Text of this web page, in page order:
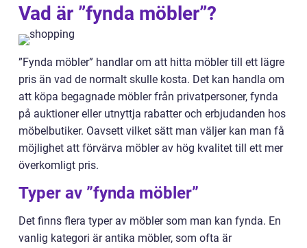
Vad är ”fynda möbler”?
”Fynda möbler” handlar om att hitta möbler till ett lägre
pris än vad de normalt skulle kosta. Det kan handla om
att köpa begagnade möbler från privatpersoner, fynda
på auktioner eller utnyttja rabatter och erbjudanden hos
möbelbutiker. Oavsett vilket sätt man väljer kan man få
möjlighet att förvärva möbler av hög kvalitet till ett mer
överkomligt pris.
Typer av ”fynda möbler”
Det finns flera typer av möbler som man kan fynda. En
vanlig kategori är antika möbler, som ofta är